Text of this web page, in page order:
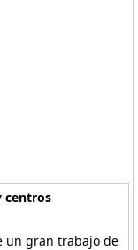
centros
un gran trabajo de